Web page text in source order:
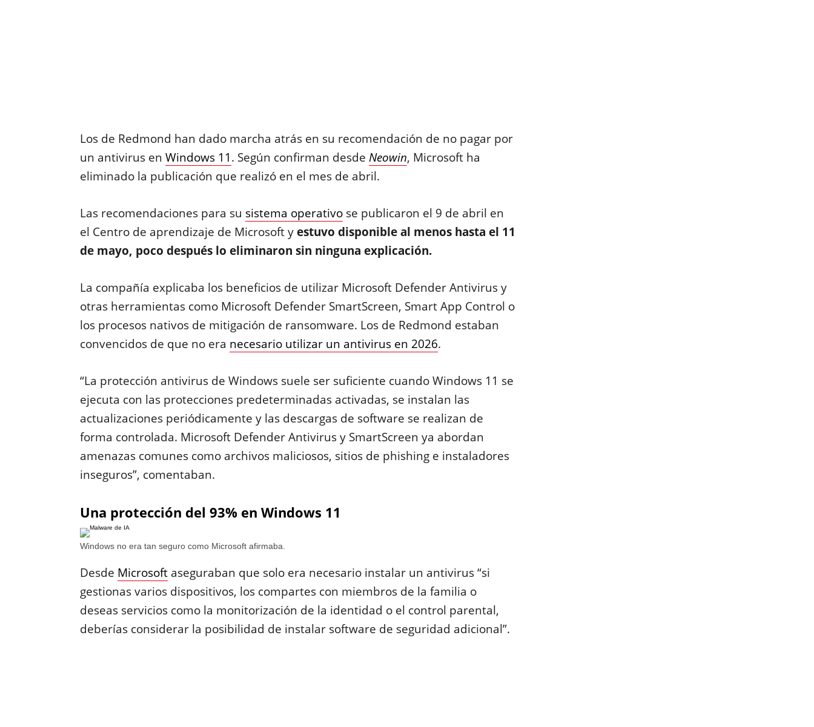
Los de Redmond han dado marcha atrás en su recomendación de no pagar por
un antivirus en Windows 11. Según confirman desde Neowin, Microsoft ha
eliminado la publicación que realizó en el mes de abril.
Las recomendaciones para su sistema operativose publicaron el 9 de abril en
el Centro de aprendizaje de Microsoft yestuvo disponible al menos hasta el 11
de mayo, poco después lo eliminaron sin ninguna explicación.
La compañía explicaba los beneficios de utilizar Microsoft Defender Antivirus y
otras herramientas como Microsoft Defender SmartScreen, Smart App Control o
los procesos nativos de mitigación de ransomware. Los de Redmond estaban
convencidos de que no era necesario utilizar un antivirus en 2026.
“La protección antivirus de Windows suele ser suficiente cuando Windows 11 se
ejecuta con las protecciones predeterminadas activadas, se instalan las
actualizaciones periódicamente y las descargas de software se realizan de
forma controlada. Microsoft Defender Antivirus y SmartScreen ya abordan
amenazas comunes como archivos maliciosos, sitios de phishing e instaladores
inseguros”, comentaban.
Una protección del 93% en Windows 11
Windows no era tan seguro como Microsoft afirmaba.
Desde Microsoftaseguraban que solo era necesario instalar un antivirus “si
gestionas varios dispositivos, los compartes con miembros de la familia o
deseas servicios como la monitorización de la identidad o el control parental,
deberías considerar la posibilidad de instalar software de seguridad adicional”.